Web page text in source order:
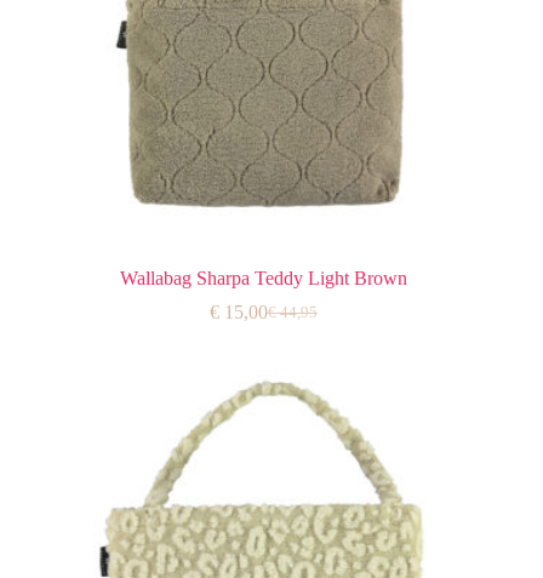
Wallabag Sharpa Teddy Light Brown
€44,95
Oorspronkelijke
€ 44,95.
€15,00Huidige
€ 15,00.